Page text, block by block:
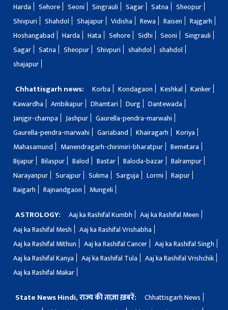
Harda
Sehore Seoni Singrauli Sagar Satna
Sheopur
Shivpuri
Shahdol Shajapur Vidisha Rewa Raisen
Rajgarh
Hoshangabad
Harda Hata Sehore Sidhi Seoni
Singrauli
Sagar
Satna Sheopur Shivpuri shahdol
shahdol
shajapur
Chhattisgarh news: Korba Kondagaon Keshkal
Kanker
Kawardha
Ambikapur Dhamtari Durg
Dantewada
Janjgir-champa
Jashpur
Gaurella-pendra-marwahi
Gaurella-pendra-marwahi
Gariaband Khairagarh
Koriya
Mahasamund
Manendragarh-chirimiri-bharatpur
Bemetara
Bijapur
Bilaspur Balod Bastar Baloda-bazar
Balrampur
Narayanpur
Surajpur Sukma Sarguja Lormi
Raipur
Raigarh
Rajnandgaon Mungeli
ASTROLOGY: Aaj ka Rashifal Kumbh
Aaj ka Rashifal Meen
Aaj ka Rashifal Mesh
Aaj ka Rashifal Vrishabha
Aaj ka Rashifal Mithun
Aaj ka Rashifal Cancer
Aaj ka Rashifal Singh
Aaj ka Rashifal Kanya
Aaj ka Rashifal Tula
Aaj ka Rashifal Vrishchik
Aaj ka Rashifal Makar
State News Hindi, राज्य की ताज़ा ख़बरें:
Chhattisgarh News